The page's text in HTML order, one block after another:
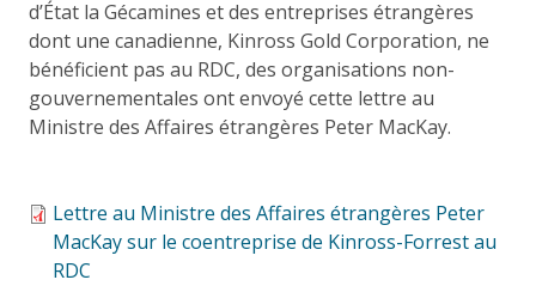
d’État la Gécamines et des entreprises étrangères
dont une canadienne, Kinross Gold Corporation, ne
bénéficient pas au RDC, des organisations non-
gouvernementales ont envoyé cette lettre au
Ministre des Affaires étrangères Peter MacKay.
Lettre au Ministre des Affaires étrangères Peter
MacKay sur le coentreprise de Kinross-Forrest au
RDC